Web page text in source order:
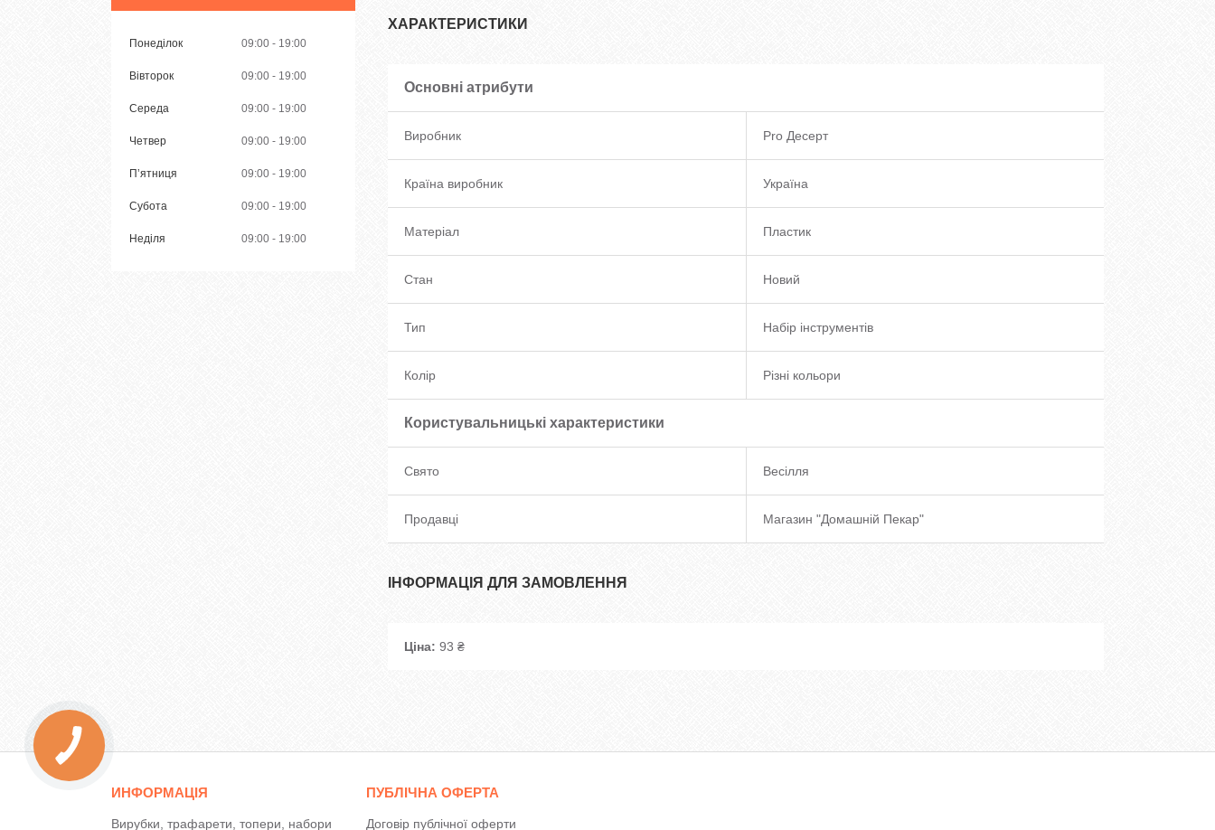
ХАРАКТЕРИСТИКИ
Основні атрибути
Виробник Pro Десерт
Країна виробник Україна
Матеріал Пластик
Стан Новий
Тип Набір інструментів
Колір Різні кольори
Користувальницькі характеристики
Свято Весілля
Продавці Магазин "Домашній Пекар"
ІНФОРМАЦІЯ ДЛЯ ЗАМОВЛЕННЯ
Ціна: 93 ₴
Понеділок 09:00 19:00
Вівторок 09:00 19:00
Середа 09:00 19:00
Четвер 09:00 19:00
Пʼятниця 09:00 19:00
Субота 09:00 19:00
Неділя 09:00 19:00
ИНФОРМАЦІЯ
Вирубки, трафарети, топери, набори
ПУБЛІЧНА ОФЕРТА
Договір публічної оферти